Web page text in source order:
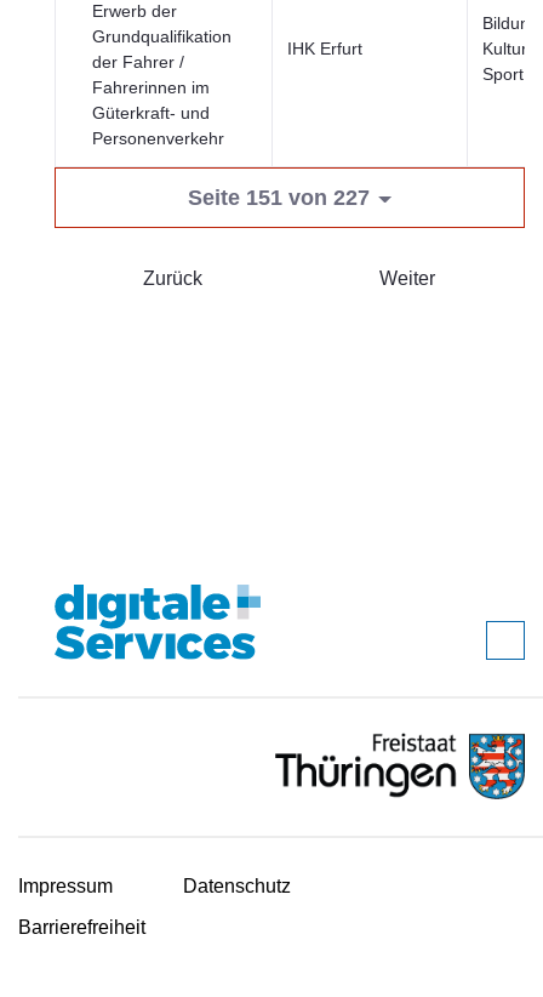
Erwerb der
Grundqualifikation
der Fahrer /
Fahrerinnen im
Güterkraft- und
Personenverkehr
IHK Erfurt
Bildung,
Kultur
Sport
Seite 151 von 227
Zurück Weiter
Impressum
Datenschutz
Barrierefreiheit